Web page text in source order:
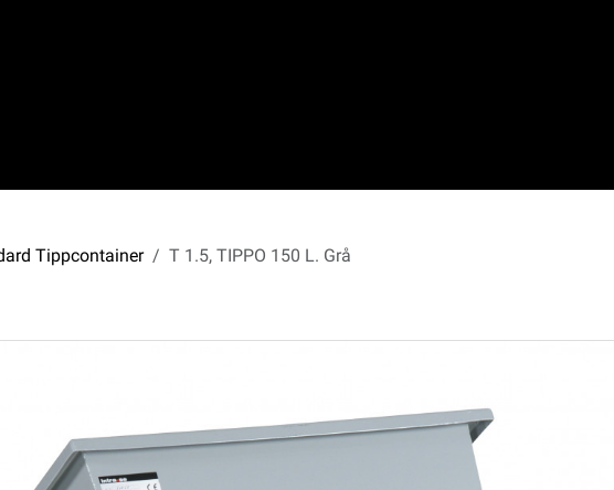
Tippcontainer T 1.5, TIPPO 150 L. Grå